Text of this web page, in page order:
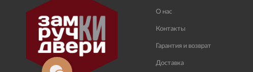
О нас
Контакты
Гарантия и возврат
Доставка